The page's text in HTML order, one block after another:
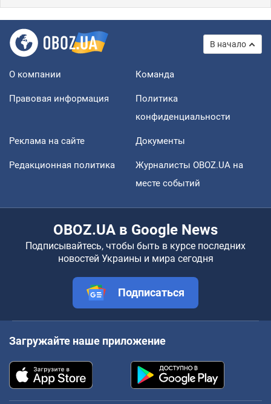
В начало
О компании Команда
Правовая информация
Политика
конфиденциальности
Реклама на сайте Документы
Редакционная политика
Журналисты OBOZ.UA на
месте событий
OBOZ.UA в Google News
Подписывайтесь, чтобы быть в курсе последних
новостей Украины и мира сегодня
Подписаться
Загружайте наше приложение